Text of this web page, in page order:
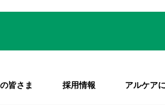
皆さま 採用情報 アルケア